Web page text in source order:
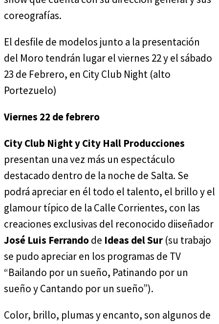
coreografías.
El desfile de modelos junto a la presentación
del Moro tendrán lugar el viernes 22 y el sábado
23 de Febrero, en City Club Night (alto
Portezuelo)
Viernes 22 de febrero
City Club Night y City Hall Producciones
presentan una vez más un espectáculo
destacado dentro de la noche de Salta. Se
podrá apreciar en él todo el talento, el brillo y el
glamour típico de la Calle Corrientes, con las
creaciones exclusivas del reconocido diiseñador
José Luis Ferrandode Ideas del Sur (su trabajo
se pudo apreciar en los programas de TV
“Bailando por un sueño, Patinando por un
sueño y Cantando por un sueño”).
Color, brillo, plumas y encanto, son algunos de